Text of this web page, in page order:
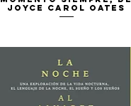
Joyce Carol Oates